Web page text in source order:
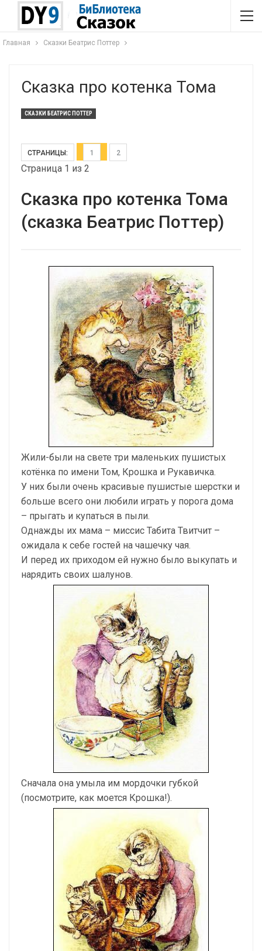
Главная Сказки Беатрис Поттер
Сказка про котенка Тома
СКАЗКИ БЕАТРИС ПОТТЕР
СТРАНИЦЫ: 1 2
Страница 1 из 2
Сказка про котенка Тома
(сказка Беатрис Поттер)
Жили-были на свете три маленьких пушистых
котёнка по имени Том, Крошка и Рукавичка.
У них были очень красивые пушистые шерстки и
больше всего они любили играть у порога дома
– прыгать и купаться в пыли.
Однажды их мама – миссис Табита Твитчит –
ожидала к себе гостей на чашечку чая.
И перед их приходом ей нужно было выкупать и
нарядить своих шалунов.
Сначала она умыла им мордочки губкой
(посмотрите, как моется Крошка!).